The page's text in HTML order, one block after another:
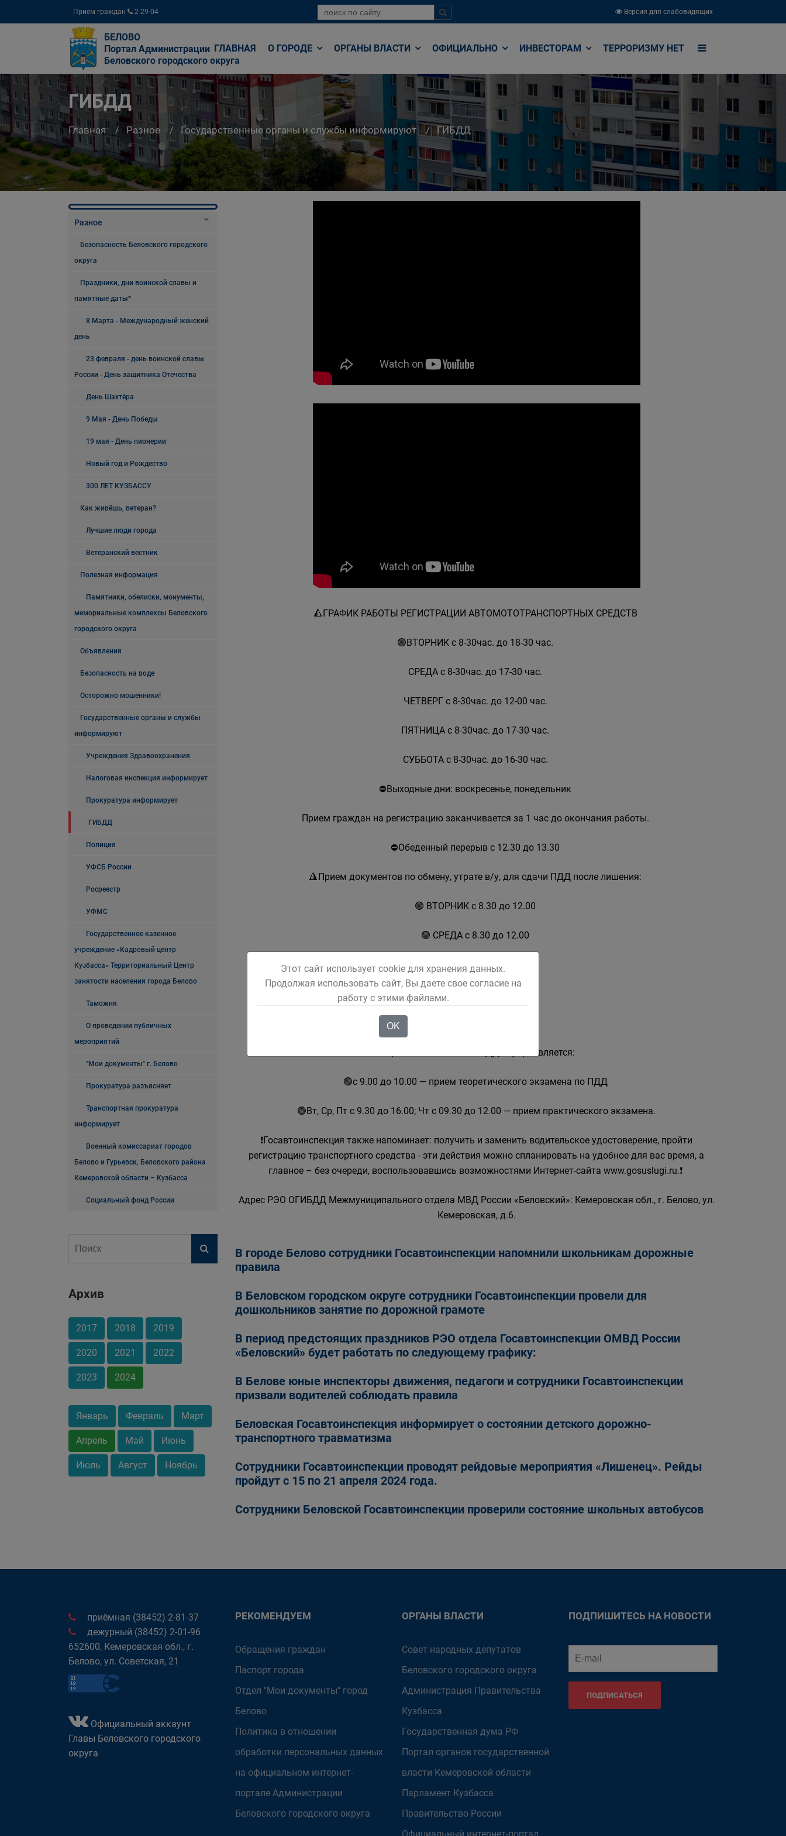
Прием граждан 2-29-04 Версия для слабовидящих
БЕЛОВО
Портал Администрации
Беловского городского округа
ГЛАВНАЯ О ГОРОДЕ ОРГАНЫ ВЛАСТИ ОФИЦИАЛЬНО ИНВЕСТОРАМ ТЕРРОРИЗМУ НЕТ
ГИБДД
Главная Разное Государственные органы и службы информируют ГИБДД
Разное
Безопасность Беловского городского
округа
Праздники, дни воинской славы и
памятные даты*
8 Марта - Международный женский
день
23 февраля - день воинской славы
России - День защитника Отечества
День Шахтёра
9 Мая - День Победы
19 мая - День пионерии
Новый год и Рождество
300 ЛЕТ КУЗБАССУ
Как живёшь, ветеран?
Лучшие люди города
Ветеранский вестник
Полезная информация
Памятники, обелиски, монументы,
мемориальные комплексы Беловского
городского округа
Объявления
Безопасность на воде
Осторожно мошенники!
Государственные органы и службы
информируют
Учреждения Здравоохранения
Налоговая инспекция информирует
Прокуратура информирует
ГИБДД
Полиция
УФСБ России
Росреестр
УФМС
Государственное казенное
учреждение «Кадровый центр
Кузбасса» Территориальный Центр
занятости населения города Белово
Таможня
О проведении публичных
мероприятий
"Мои документы" г. Белово
Прокуратура разъясняет
Транспортная прокуратура
информирует
Военный комиссариат городов
Белово и Гурьевск, Беловского района
Кемеровской области – Кузбасса
Социальный фонд России
Архив
2017 2018 2019
2020 2021 2022
2023 2024
Январь Февраль Март
Апрель Май Июнь
Июль Август Ноябрь
🔺️ГРАФИК РАБОТЫ РЕГИСТРАЦИИ АВТОМОТОТРАНСПОРТНЫХ СРЕДСТВ
🟢ВТОРНИК с 8-30час. до 18-30 час.
СРЕДА с 8-30час. до 17-30 час.
ЧЕТВЕРГ с 8-30час. до 12-00 час.
ПЯТНИЦА с 8-30час. до 17-30 час.
СУББОТА с 8-30час. до 16-30 час.
⛔Выходные дни: воскресенье, понедельник
Прием граждан на регистрацию заканчивается за 1 час до окончания работы.
⛔Обеденный перерыв с 12.30 до 13.30
🔺Прием документов по обмену, утрате в/у, для сдачи ПДД после лишения:
🟢 ВТОРНИК с 8.30 до 12.00
🟢 СРЕДА с 8.30 до 12.00
🟢 ЧЕТВЕРГ с 8.30 до 12.00
🟢 ПЯТНИЦА с 8.30 до 12.00
🔺Приём экзаменов по ПДД осуществляется:
🟢с 9.00 до 10.00 — прием теоретического экзамена по ПДД
🟢Вт, Ср, Пт с 9.30 до 16.00; Чт с 09.30 до 12.00 — прием практического экзамена.
❗Госавтоинспекция также напоминает: получить и заменить водительское удостоверение, пройти
регистрацию транспортного средства - эти действия можно спланировать на удобное для вас время, а
главное – без очереди, воспользовавшись возможностями Интернет-сайта www.gosuslugi.ru.❗
Адрес РЭО ОГИБДД Межмуниципального отдела МВД России «Беловский»: Кемеровская обл., г. Белово, ул.
Кемеровская, д.6.
В городе Белово сотрудники Госавтоинспекции напомнили школьникам дорожные
правила
В Беловском городском округе сотрудники Госавтоинспекции провели для
дошкольников занятие по дорожной грамоте
В период предстоящих праздников РЭО отдела Госавтоинспекции ОМВД России
«Беловский» будет работать по следующему графику:
В Белове юные инспекторы движения, педагоги и сотрудники Госавтоинспекции
призвали водителей соблюдать правила
Беловская Госавтоинспекция информирует о состоянии детского дорожно-
транспортного травматизма
Сотрудники Госавтоинспекции проводят рейдовые мероприятия «Лишенец». Рейды
пройдут с 15 по 21 апреля 2024 года.
Сотрудники Беловской Госавтоинспекции проверили состояние школьных автобусов
приёмная (38452) 2-81-37
дежурный (38452) 2-01-96
652600, Кемеровская обл., г.
Белово, ул. Советская, 21
Официальный аккаунт
Главы Беловского городского
округа
РЕКОМЕНДУЕМ
Обращения граждан
Паспорт города
Отдел "Мои документы" город
Белово
Политика в отношении
обработки персональных данных
на официальном интернет-
портале Администрации
Беловского городского округа
ОРГАНЫ ВЛАСТИ
Совет народных депутатов
Беловского городского округа
Администрация Правительства
Кузбасса
Государственная дума РФ
Портал органов государственной
власти Кемеровской области
Парламент Кузбасса
Правительство России
ПОДПИШИТЕСЬ НА НОВОСТИ
ПОДПИСАТЬСЯ
Этот сайт использует cookie для хранения данных.
Продолжая использовать сайт, Вы даете свое согласие на
работу с этими файлами.
OK